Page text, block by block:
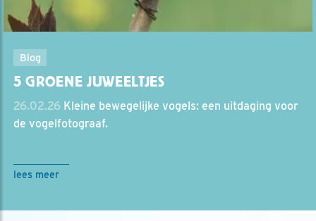
Blog
5 GROENE JUWEELTJES
26.02.26 Kleine bewegelijke vogels: een uitdaging voor
de vogelfotograaf.
lees meer